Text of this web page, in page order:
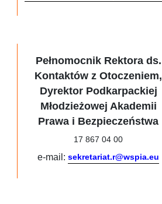
Pełnomocnik Rektora ds.
Kontaktów z Otoczeniem,
Dyrektor Podkarpackiej
Młodzieżowej Akademii
Prawa i Bezpieczeństwa
17 867 04 00
e-mail: sekretariat.r@wspia.eu